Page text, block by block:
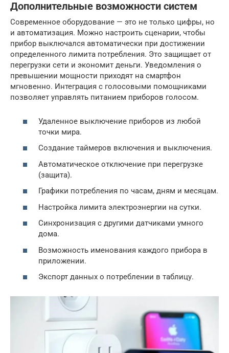
Дополнительные возможности систем
Современное оборудование — это не только цифры, но
и автоматизация. Можно настроить сценарии, чтобы
прибор выключался автоматически при достижении
определенного лимита потребления. Это защищает от
перегрузки сети и экономит деньги. Уведомления о
превышении мощности приходят на смартфон
мгновенно. Интеграция с голосовыми помощниками
позволяет управлять питанием приборов голосом.
Удаленное выключение приборов из любой
точки мира.
Создание таймеров включения и выключения.
Автоматическое отключение при перегрузке
(защита).
Графики потребления по часам, дням и месяцам.
Настройка лимита электроэнергии на сутки.
Синхронизация с другими датчиками умного
дома.
Возможность именования каждого прибора в
приложении.
Экспорт данных о потреблении в таблицу.